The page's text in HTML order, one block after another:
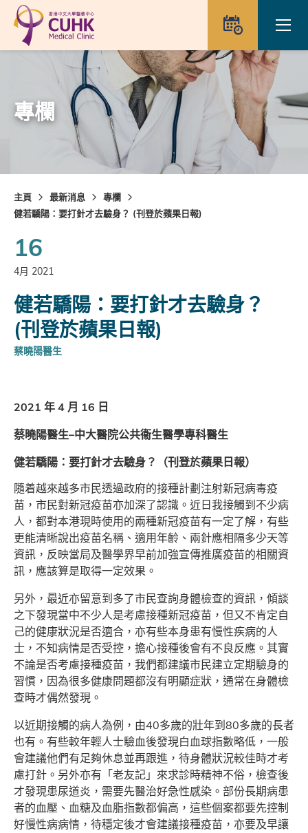
Skip to main content
預約
專欄
主頁 最新消息
專欄
健若驕陽：要打針才去驗身？ (刊登於蘋果日報)
16
4月 2021
健若驕陽：要打針才去驗身？
(刊登於蘋果日報)
蔡曉陽醫生
2021 年 4 月 16 日
蔡曉陽醫生–中大醫院公共衞生醫學專科醫生
健若驕陽：要打針才去驗身？（刊登於蘋果日報）
隨着越來越多市民透過政府的接種計劃注射新冠病毒疫
苗，市民對新冠疫苗亦加深了認識。近日我接觸到不少病
人，都對本港現時使用的兩種新冠疫苗有一定了解，有些
更能清晰說出疫苗名稱、適用年齡、兩針應相隔多少天等
資訊，反映當局及醫學界早前加強宣傳推廣疫苗的相關資
訊，應該算是取得一定效果。
另外，最近亦留意到多了市民查詢身體檢查的資訊，傾談
之下發現當中不少人是考慮接種新冠疫苗，但又不肯定自
己的健康狀況是否適合，亦有些本身患有慢性疾病的人
士，不知病情是否受控，擔心接種後會有不良反應。其實
不論是否考慮接種疫苗，我們都建議市民建立定期驗身的
習慣，因為很多健康問題都沒有明顯症狀，通常在身體檢
查時才偶然發現。
以近期接觸的病人為例，由40多歲的壯年到80多歲的長者
也有。有些較年輕人士驗血後發現白血球指數略低，一般
會建議他們有足夠休息並再跟進，待身體狀況較佳時才考
慮打針。另外亦有「老友記」來求診時精神不俗，檢查後
才發現患尿道炎，需要先醫治好急性感染。部份長期病患
者的血壓、血糖及血脂指數都偏高，這些個案都要先控制
好慢性病病情，待穩定後才會建議接種疫苗，亦要及早讓